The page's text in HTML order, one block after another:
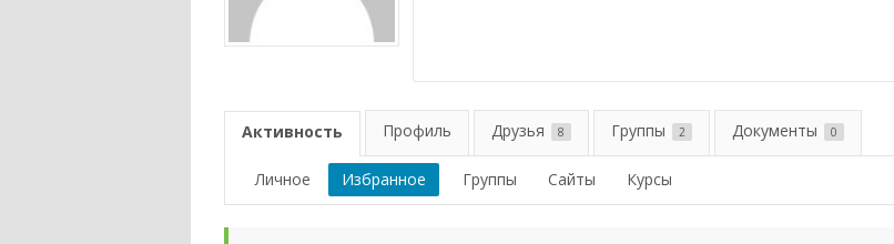
Активность Профиль Друзья 8 Группы 2 Документы 0
Личное Избранное Группы Сайты Курсы